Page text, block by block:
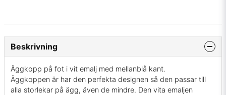
Beskrivning
Äggkopp på fot i vit emalj med mellanblå kant.
Äggkoppen är har den perfekta designen så den passar till
alla storlekar på ägg, även de mindre. Den vita emaljen